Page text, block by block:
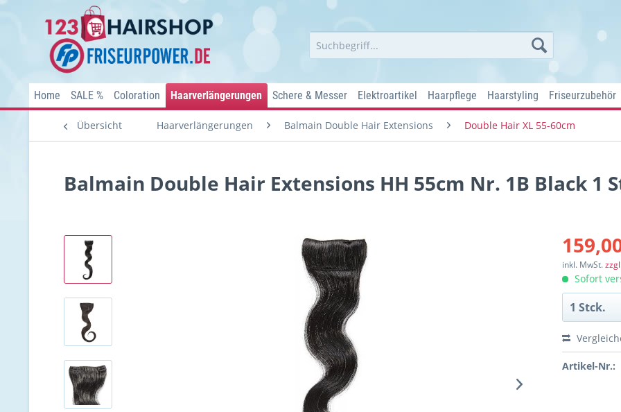
Home SALE % Coloration Haarverlängerungen Schere & Messer Elektroartikel Haarpflege Haarstyling Friseurzubehör
Übersicht Haarverlängerungen Balmain Double Hair Extensions Double Hair XL 55-60cm
Balmain Double Hair Extensions HH 55cm Nr. 1B Black 1
inkl. MwSt.
Sofort
Artikel-Nr.: